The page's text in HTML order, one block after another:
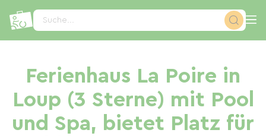
Suche...
Ferienhaus La Poire in
Loup (3 Sterne) mit Pool
und Spa, bietet Platz für
Cookie-Einstellungen